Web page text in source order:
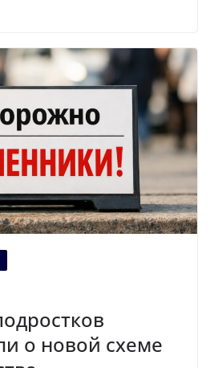
о новой схеме